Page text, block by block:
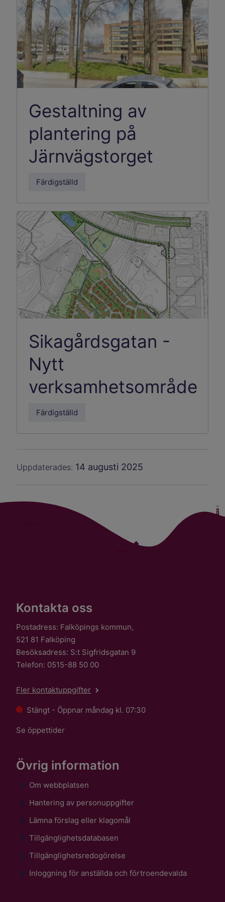
Gestaltning av
plantering på
Järnvägstorget
Färdigställd
Sikagårdsgatan -
Nytt
verksamhetsområde
Färdigställd
Uppdaterades: 14 augusti 2025
Kontakta oss
Postadress: Falköpings kommun,
521 81 Falköping
Besöksadress: S:t Sigfridsgatan 9
Telefon: 0515-88 50 00
Fler kontaktuppgifter
Stängt - Öppnar måndag kl. 07:30
Se öppettider
Övrig information
Om webbplatsen
Hantering av personuppgifter
Lämna förslag eller klagomål
Tillgänglighetsdatabasen
Tillgänglighetsredogörelse
Inloggning för anställda och förtroendevalda